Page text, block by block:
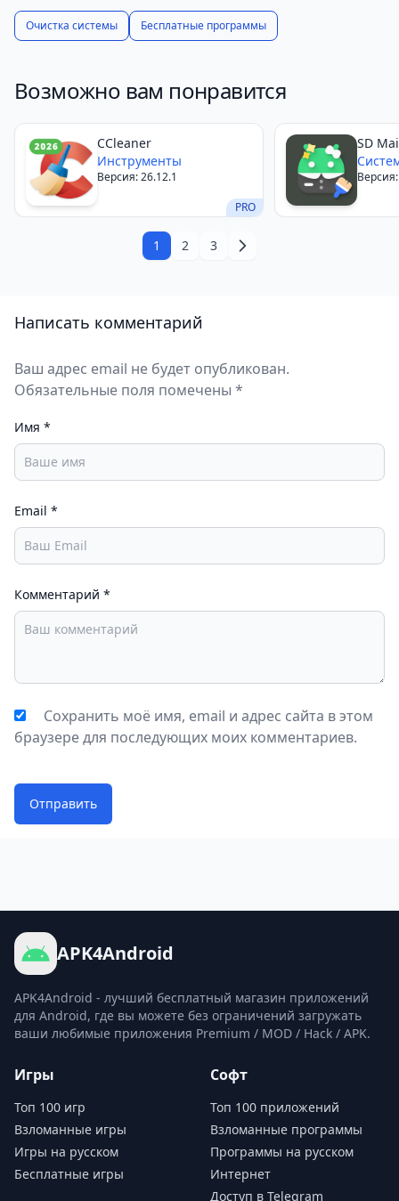
Очистка системы Бесплатные программы
Возможно вам понравится
PRO
CCleaner
Инструменты
Версия: 26.12.1
SD
1 2 3
Написать комментарий
Ваш адрес email не будет опубликован.
Обязательные поля помечены *
Имя *
Email *
Комментарий *
Сохранить моё имя, email и адрес сайта в этом
браузере для последующих моих комментариев.
Отправить
APK4Android
APK4Android - лучший бесплатный магазин приложений
для Android, где вы можете без ограничений загружать
ваши любимые приложения Premium / MOD / Hack / APK.
Игры
Топ 100 игр
Взломанные игры
Игры на русском
Бесплатные игры
Софт
Топ 100 приложений
Взломанные программы
Программы на русском
Интернет
Доступ в Telegram